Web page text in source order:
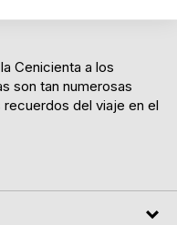
Cenicienta a los
son tan numerosas
del viaje en el